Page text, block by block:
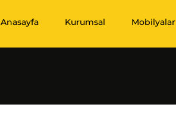
Anasayfa Kurumsal Mobilyalar